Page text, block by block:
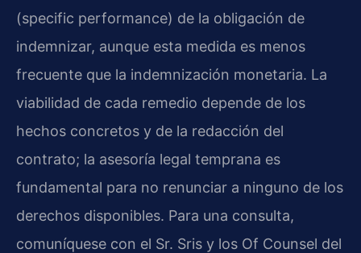
(specific performance) de la obligación de
indemnizar, aunque esta medida es menos
frecuente que la indemnización monetaria. La
viabilidad de cada remedio depende de los
hechos concretos y de la redacción del
contrato; la asesoría legal temprana es
fundamental para no renunciar a ninguno de los
derechos disponibles. Para una consulta,
comuníquese con el Sr. Sris y los Of Counsel del